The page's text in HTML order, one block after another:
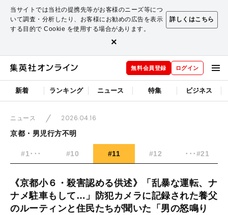
当サイトでは当社の提携先等がお客様のニーズ等につ
いて調査・分析したり、お客様にお勧めの広告を表示
する目的で Cookie を使用する場合があります。
詳しくはこちら
×
無料会員登録 ログイン
新着 ランキング ニュース 特集 ビジネス
ニュース
2026.04.16
京都・男児行方不明
#1･･･ #10 #11 #12 ･･･#21
《京都小６・殺害認める供述》「乱暴な運転、ナ
ナメ駐車もして…」防犯カメラに記録された養父
のルーティンと住民たちが聞いた「男の怒鳴り